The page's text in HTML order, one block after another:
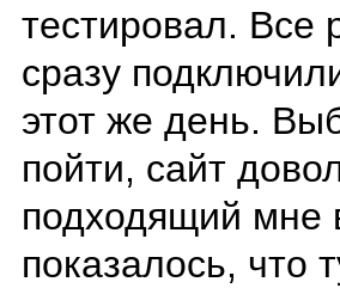
тестировал. Все
сразу
этот же день.
пойти, сайт
подходящий мне
показалось, что